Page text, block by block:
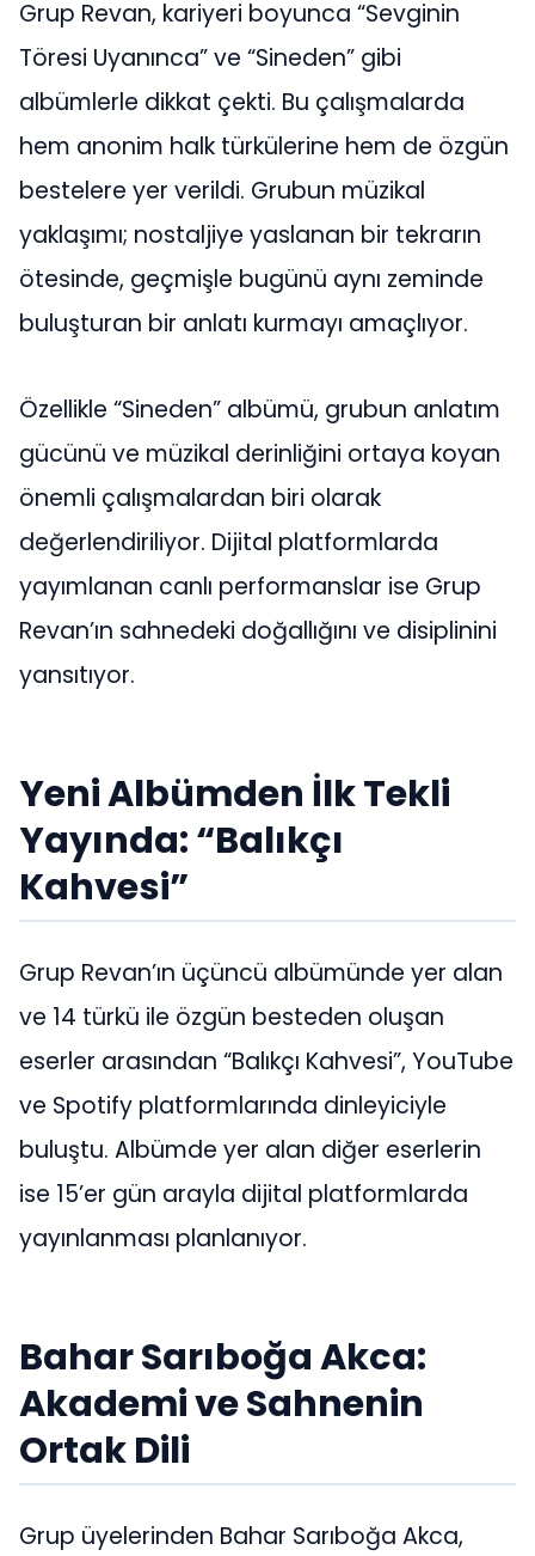
Grup Revan, kariyeri boyunca “Sevginin
Töresi Uyanınca” ve “Sineden” gibi
albümlerle dikkat çekti. Bu çalışmalarda
hem anonim halk türkülerine hem de özgün
bestelere yer verildi. Grubun müzikal
yaklaşımı; nostaljiye yaslanan bir tekrarın
ötesinde, geçmişle bugünü aynı zeminde
buluşturan bir anlatı kurmayı amaçlıyor.
Özellikle “Sineden” albümü, grubun anlatım
gücünü ve müzikal derinliğini ortaya koyan
önemli çalışmalardan biri olarak
değerlendiriliyor. Dijital platformlarda
yayımlanan canlı performanslar ise Grup
Revan’ın sahnedeki doğallığını ve disiplinini
yansıtıyor.
Yeni Albümden İlk Tekli
Yayında: “Balıkçı
Kahvesi”
Grup Revan’ın üçüncü albümünde yer alan
ve 14 türkü ile özgün besteden oluşan
eserler arasından “Balıkçı Kahvesi”, YouTube
ve Spotify platformlarında dinleyiciyle
buluştu. Albümde yer alan diğer eserlerin
ise 15’er gün arayla dijital platformlarda
yayınlanması planlanıyor.
Bahar Sarıboğa Akca:
Akademi ve Sahnenin
Ortak Dili
Grup üyelerinden Bahar Sarıboğa Akca,